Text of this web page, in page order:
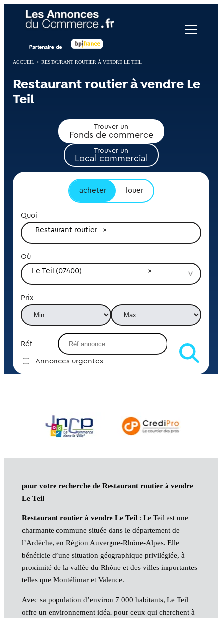
ACCUEIL > RESTAURANT ROUTIER À VENDRE LE TEIL
Restaurant routier à vendre Le
Teil
Trouver un
Fonds de commerce
Trouver un
Local commercial
acheter louer
Quoi
Restaurant routier
Où
Le Teil (07400)
Prix
Réf
Annonces urgentes
pour votre recherche de Restaurant routier à vendre
Le Teil
Restaurant routier à vendre Le Teil: Le Teil est une
charmante commune située dans le département de
l’Ardèche, en Région Auvergne-Rhône-Alpes. Elle
bénéficie d’une situation géographique privilégiée, à
proximité de la vallée du Rhône et des villes importantes
telles que Montélimar et Valence.
Avec sa population d’environ 7 000 habitants, Le Teil
offre un environnement idéal pour ceux qui cherchent à
Panneau de gestion des cookies